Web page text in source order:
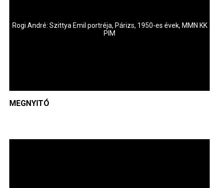
Rogi André: Szittya Emil portréja, Párizs, 1950-es évek, MMN KK
PIM
MEGNYITÓ